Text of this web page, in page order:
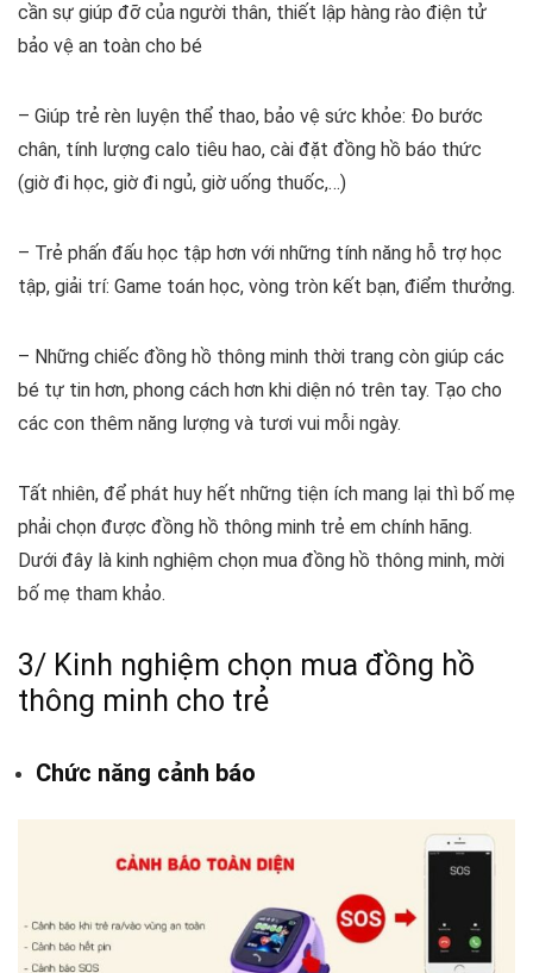
cần sự giúp đỡ của người thân, thiết lập hàng rào điện tử
bảo vệ an toàn cho bé
– Giúp trẻ rèn luyện thể thao, bảo vệ sức khỏe: Đo bước
chân, tính lượng calo tiêu hao, cài đặt đồng hồ báo thức
(giờ đi học, giờ đi ngủ, giờ uống thuốc,…)
– Trẻ phấn đấu học tập hơn với những tính năng hỗ trợ học
tập, giải trí: Game toán học, vòng tròn kết bạn, điểm thưởng.
– Những chiếc đồng hồ thông minh thời trang còn giúp các
bé tự tin hơn, phong cách hơn khi diện nó trên tay. Tạo cho
các con thêm năng lượng và tươi vui mỗi ngày.
Tất nhiên, để phát huy hết những tiện ích mang lại thì bố mẹ
phải chọn được đồng hồ thông minh trẻ em chính hãng.
Dưới đây là kinh nghiệm chọn mua đồng hồ thông minh, mời
bố mẹ tham khảo.
3/ Kinh nghiệm chọn mua đồng hồ
thông minh cho trẻ
Chức năng cảnh báo